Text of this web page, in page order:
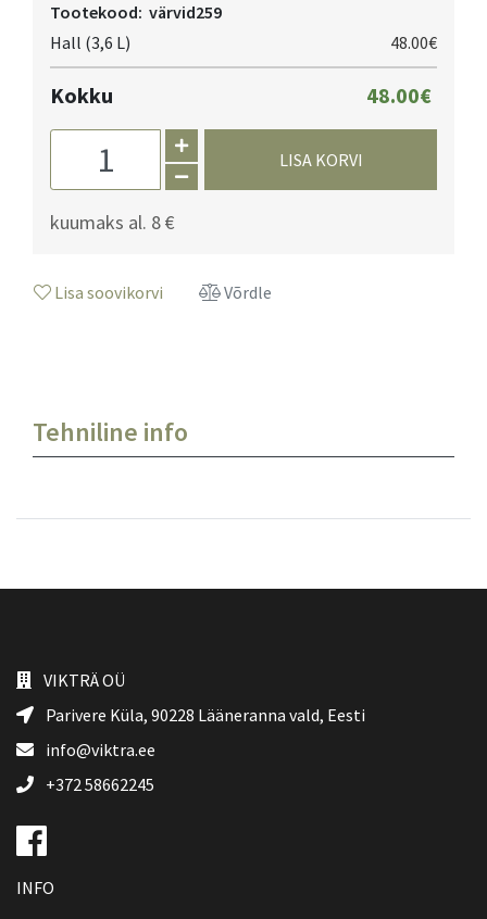
Tootekood: värvid259
Hall (3,6 L)
48.00€
Kokku 48.00€
LISA KORVI
kuumaks al. 8 €
Lisa soovikorvi Võrdle
Tehniline info
VIKTRÄ OÜ
Parivere Küla, 90228 Lääneranna vald, Eesti
info@viktra.ee
+372 58662245
INFO